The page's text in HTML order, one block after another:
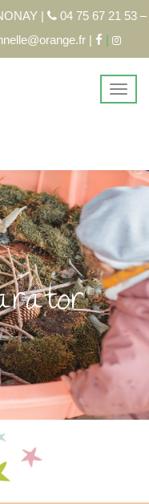
|
04 75 67 21 53 –
| |